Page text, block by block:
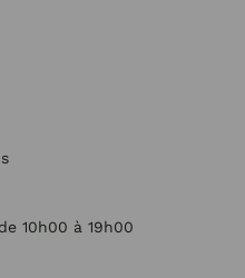
10h00 à 19h00